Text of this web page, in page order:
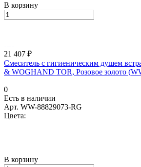
В корзину
21 407 ₽
Смеситель с гигиеническим душем
& WOGHAND TOR, Розовое золото
0
Есть в наличии
Арт. WW-88829073-RG
Цвета:
В корзину